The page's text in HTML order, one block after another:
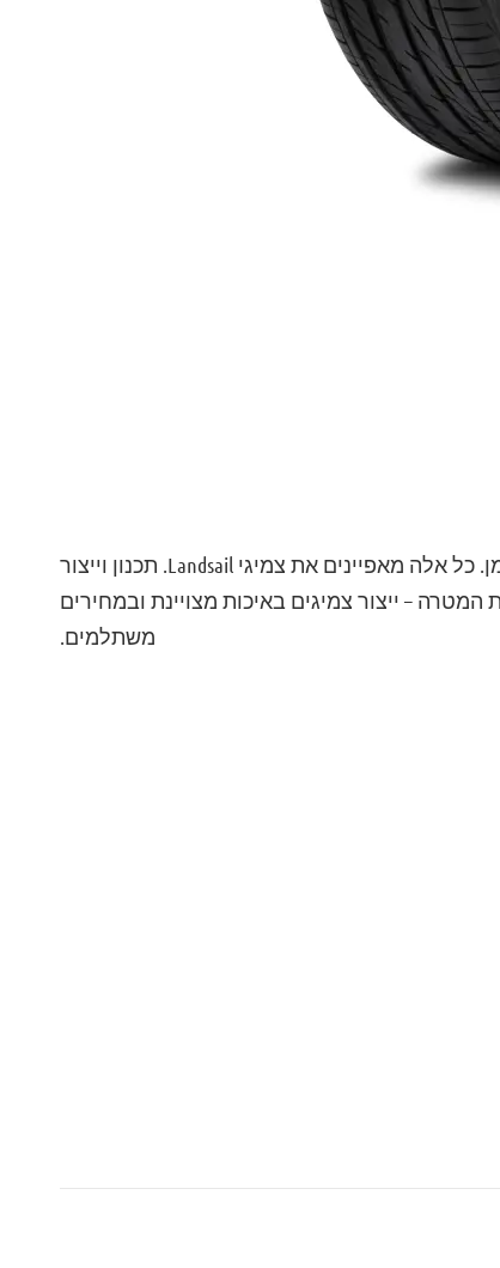
עיצוב סוליה מתוחכם, הרכב חומרים מתקדם ועמידות לאורך זמן. כל אלה מאפיינים את צמיגי Landsail. תכנון וייצור
– ייצור צמיגים באיכות מצויינת ובמחירים
משתלמים.